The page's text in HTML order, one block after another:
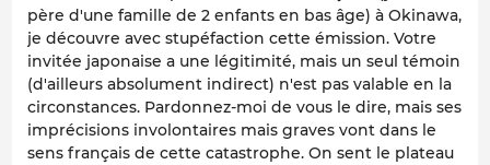
père d'une famille de 2 enfants en bas âge) à Okinawa,
je découvre avec stupéfaction cette émission. Votre
invitée japonaise a une légitimité, mais un seul témoin
(d'ailleurs absolument indirect) n'est pas valable en la
circonstances. Pardonnez-moi de vous le dire, mais ses
imprécisions involontaires mais graves vont dans le
sens français de cette catastrophe. On sent le plateau